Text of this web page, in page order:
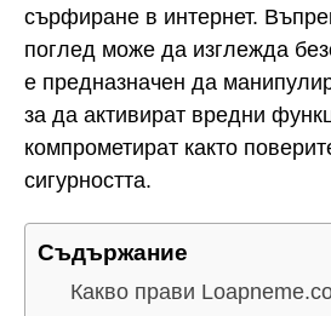
сърфиране в интернет.
поглед може да изглежда
е предназначен да
за да активират вредни
компрометират както
сигурността.
Съдържание
Какво прави